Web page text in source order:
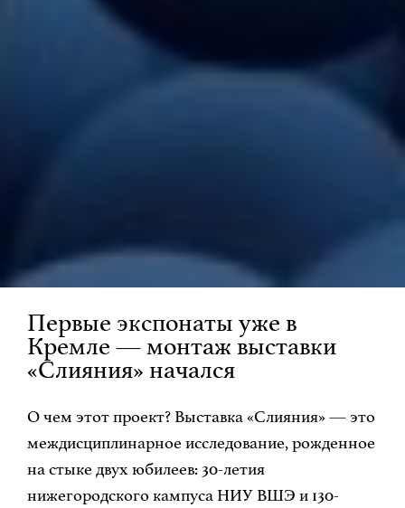
Первые экспонаты уже в
Кремле — монтаж выставки
«Слияния» начался
О чем этот проект? Выставка «Слияния» — это
междисциплинарное исследование, рожденное
на стыке двух юбилеев: 30-летия
нижегородского кампуса НИУ ВШЭ и 130-